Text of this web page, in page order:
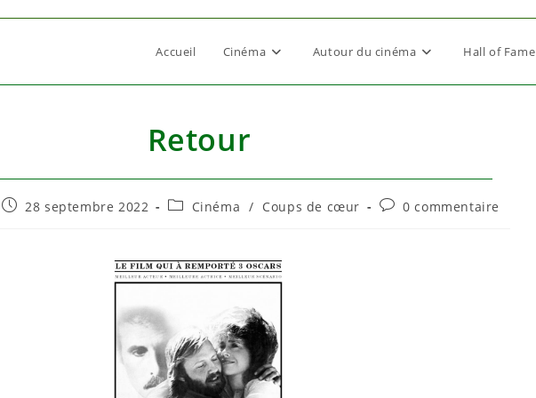
Accueil Cinéma Autour du cinéma Hall of Fame
Retour
Publication
28 septembre 2022
PostCinéma / Coups de cœur
Commentaires
0 commentaire